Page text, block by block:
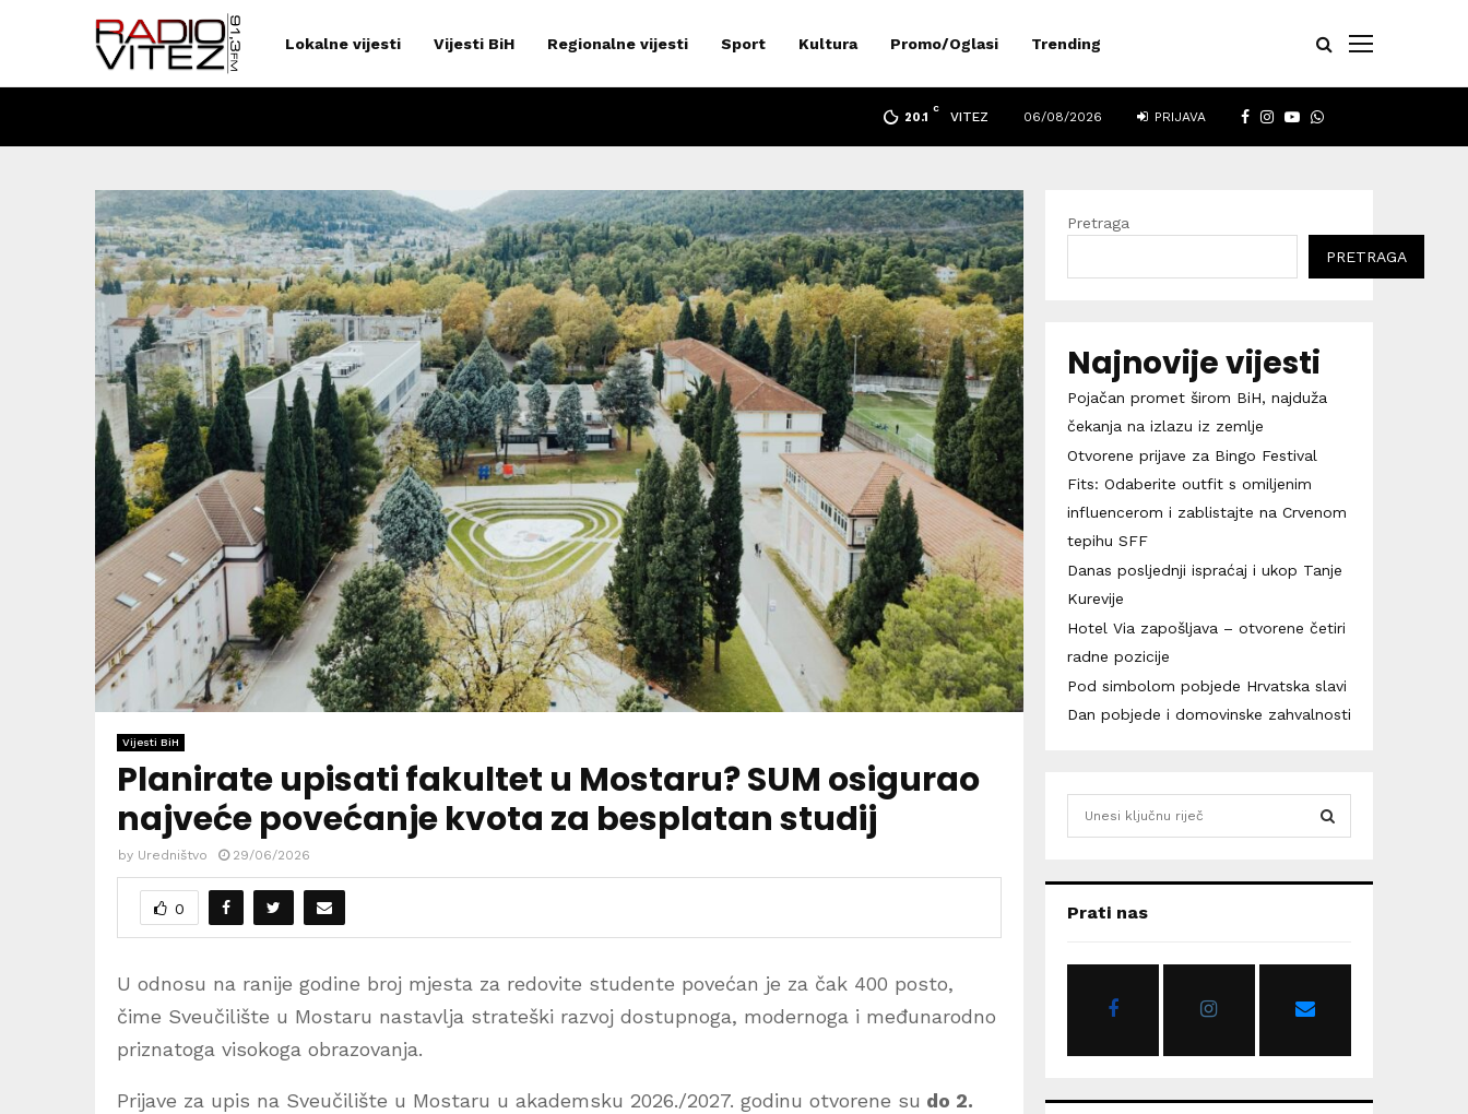
Lokalne vijesti Vijesti BiH Regionalne vijesti Sport Kultura Promo/Oglasi Trending
FACEBOOK
INSTAGRAM
YOUTUBE
WHATSAPP
20.1
C
VITEZ 06/08/2026 PRIJAVA
Vijesti BiH
Planirate upisati fakultet u Mostaru? SUM osigurao
najveće povećanje kvota za besplatan studij
by Uredništvo 29/06/2026
0
U odnosu na ranije godine broj mjesta za redovite studente povećan je za čak 400 posto,
čime Sveučilište u Mostaru nastavlja strateški razvoj dostupnoga, modernoga i međunarodno
priznatoga visokoga obrazovanja.
Prijave za upis na Sveučilište u Mostaru u akademsku 2026./2027. godinu otvorene su do 2.
Pretraga
PRETRAGA
Najnovije vijesti
Pojačan promet širom BiH, najduža
čekanja na izlazu iz zemlje
Otvorene prijave za Bingo Festival
Fits: Odaberite outfit s omiljenim
influencerom i zablistajte na Crvenom
tepihu SFF
Danas posljednji ispraćaj i ukop Tanje
Kurevije
Hotel Via zapošljava – otvorene četiri
radne pozicije
Pod simbolom pobjede Hrvatska slavi
Dan pobjede i domovinske zahvalnosti
h
o
Prati nas